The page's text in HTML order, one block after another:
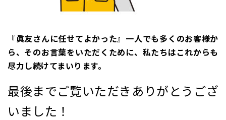
『眞友さんに任せてよかった』一人でも多くのお客様か
ら、そのお言葉をいただくために、私たちはこれからも
尽力し続けてまいります。
最後までご覧いただきありがとうござ
いました！